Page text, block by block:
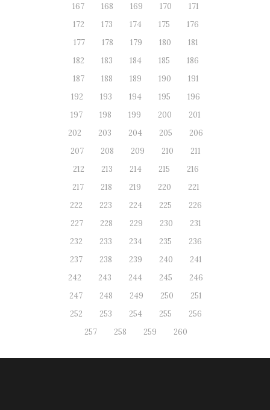
167
168 169 170
171
172
173 174 175
176
177
178 179 180
181
182
183 184 185
186
187
188 189 190
191
192
193 194 195
196
197
198 199 200
201
202
203 204 205
206
207
208 209 210
211
212
213 214 215
216
217
218 219 220
221
222
223 224 225
226
227
228 229 230
231
232
233 234 235
236
237
238 239 240
241
242
243 244 245
246
247
248 249 250
251
252
253 254 255
256
257
258 259 260